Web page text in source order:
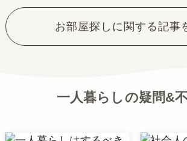
お部屋探しに関する記事
一人暮らしの疑問&